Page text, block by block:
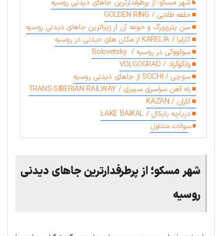
شهر مسکو؛ از پرطرفدارترین جاهای دیدنی روسیه
حلقه طلایی / GOLDEN RING
سن پترزبورگ و حومه آن از زیباترین جاهای دیدنی روسیه
کارلیا / KARELIA از مکان های دیدنی در روسیه
سولووکی در روسیه / Solovetsky
ولگوگراد / VOLGOGRAD
سوچی / SOCHI از جاهای دیدنی روسیه
راه آهن سراسری سیبری / TRANS-SIBERIAN RAILWAY
کازان / KAZAN
دریاچه بایکال / LAKE BAIKAL
سوالات متداول
شهر مسکو؛ از پرطرفدارترین جاهای دیدنی
روسیه